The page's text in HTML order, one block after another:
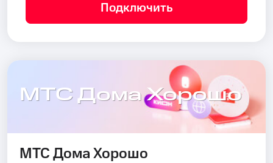
Подключить
МТС Дома Хорошо
МТС Дома Хорошо